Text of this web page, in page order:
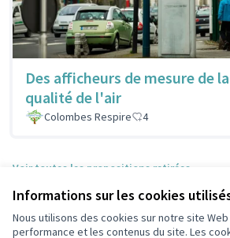
Informations sur les cookies
Nous utilisons des cookies sur notre site
performance et les contenus du site. Les
Des afficheurs de mesure de la
qualité de l'air
Colombes Respire 4
Voir toutes les propositions retirées
Conditions d'utilisation